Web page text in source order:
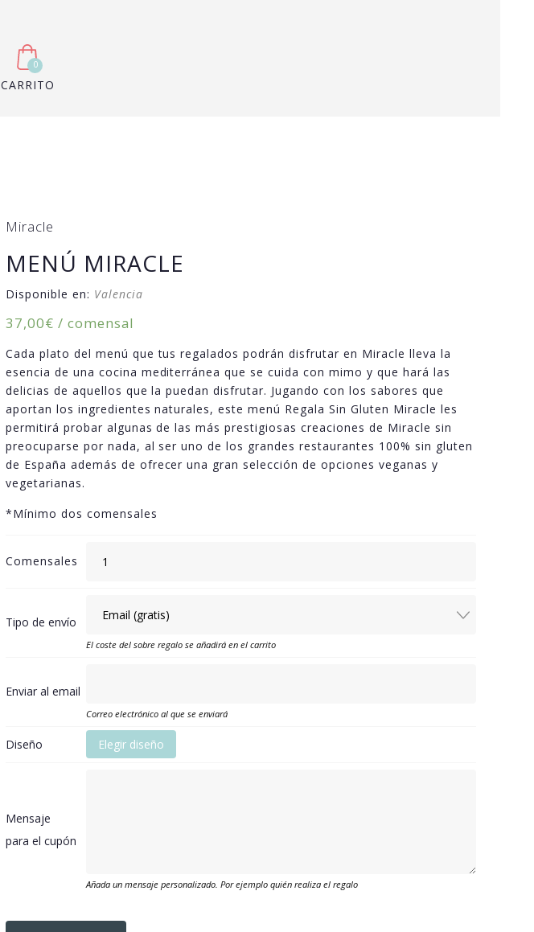
0
CARRITO
Miracle
MENÚ MIRACLE
Disponible en: Valencia
37,00€ / comensal
Cada plato del menú que tus regalados podrán disfrutar en Miracle lleva la
esencia de una cocina mediterránea que se cuida con mimo y que hará las
delicias de aquellos que la puedan disfrutar. Jugando con los sabores que
aportan los ingredientes naturales, este menú Regala Sin Gluten Miracle les
permitirá probar algunas de las más prestigiosas creaciones de Miracle sin
preocuparse por nada, al ser uno de los grandes restaurantes 100% sin gluten
de España además de ofrecer una gran selección de opciones veganas y
vegetarianas.
*Mínimo dos comensales
Comensales
Tipo de envío
El coste del sobre regalo se añadirá en el carrito
Enviar al email
Correo electrónico al que se enviará
Diseño Elegir diseño
Mensaje
para el cupón
Añada un mensaje personalizado. Por ejemplo quién realiza el regalo